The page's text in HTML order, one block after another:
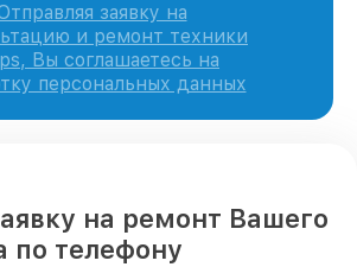
заявку на
и ремонт техники
Вы соглашаетесь на
персональных данных
на ремонт Вашего
по телефону